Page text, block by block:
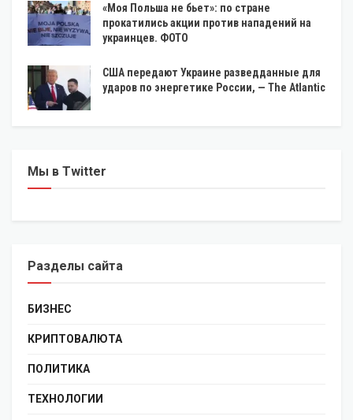
«Моя Польша не бьет»: по стране
прокатились акции против нападений на
украинцев. ФОТО
США передают Украине разведданные для
ударов по энергетике России, — The Atlantic
Мы в Twitter
Разделы сайта
БИЗНЕС
КРИПТОВАЛЮТА
ПОЛИТИКА
ТЕХНОЛОГИИ